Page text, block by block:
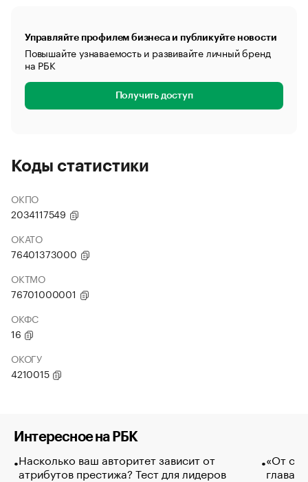
Управляйте профилем бизнеса и публикуйте новости
Повышайте узнаваемость и развивайте личный бренд
на РБК
Получить доступ
Коды статистики
ОКПО
2034117549
ОКАТО
76401373000
ОКТМО
76701000001
ОКФС
16
ОКОГУ
4210015
Интересное на РБК
Насколько ваш авторитет зависит от
атрибутов престижа? Тест для лидеров
«От
глава